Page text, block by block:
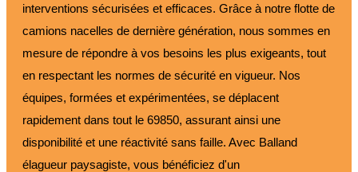
interventions sécurisées et efficaces. Grâce à notre flotte de
camions nacelles de dernière génération, nous sommes en
mesure de répondre à vos besoins les plus exigeants, tout
en respectant les normes de sécurité en vigueur. Nos
équipes, formées et expérimentées, se déplacent
rapidement dans tout le 69850, assurant ainsi une
disponibilité et une réactivité sans faille. Avec Balland
élagueur paysagiste, vous bénéficiez d'un